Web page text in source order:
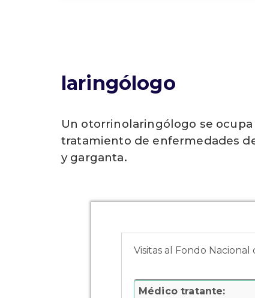
laringólogo
Un otorrinolaringólogo se
tratamiento de enfermedades
y garganta.
Visitas al Fondo Nacional
Médico tratante: